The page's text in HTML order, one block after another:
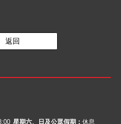
返回
星期六、日及公眾假期：休息